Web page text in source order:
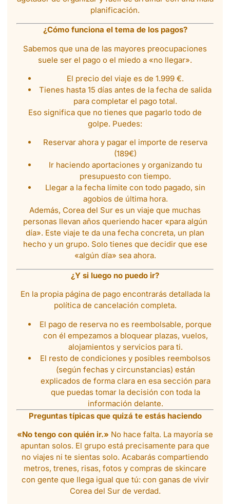
planificación.
¿Cómo funciona el tema de los pagos?
Sabemos que una de las mayores preocupaciones
suele ser el pago o el miedo a «no llegar».
El precio del viaje es de 1.999 €.
Tienes hasta 15 días antes de la fecha de salida
para completar el pago total.
Eso significa que no tienes que pagarlo todo de
golpe. Puedes:
Reservar ahora y pagar el importe de reserva
(189€)
Ir haciendo aportaciones y organizando tu
presupuesto con tiempo.
Llegar a la fecha límite con todo pagado, sin
agobios de última hora.
Además, Corea del Sur es un viaje que muchas
personas llevan años queriendo hacer «para algún
día». Este viaje te da una fecha concreta, un plan
hecho y un grupo. Solo tienes que decidir que ese
«algún día» sea ahora.
¿Y si luego no puedo ir?
En la propia página de pago encontrarás detallada la
política de cancelación completa.
El pago de reserva no es reembolsable, porque
con él empezamos a bloquear plazas, vuelos,
alojamientos y servicios para ti.
El resto de condiciones y posibles reembolsos
(según fechas y circunstancias) están
explicados de forma clara en esa sección para
que puedas tomar la decisión con toda la
información delante.
Preguntas típicas que quizá te estás haciendo
«No tengo con quién ir.» No hace falta. La mayoría se
apuntan solos. El grupo está precisamente para que
no viajes ni te sientas solo. Acabarás compartiendo
metros, trenes, risas, fotos y compras de skincare
con gente que llega igual que tú: con ganas de vivir
Corea del Sur de verdad.